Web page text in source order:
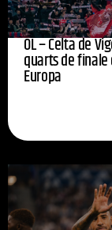
OL – Celta de
quarts de finale
Europa